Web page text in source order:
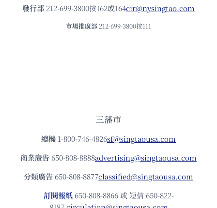
發⾏部 212-699-3800按162或164cir@nysingtao.com
市場推廣部 212-699-3800按111
三藩市
總機 1-800-746-4826sf@singtaousa.com
商業廣告 650-808-8888advertising@singtaousa.com
分類廣告 650-808-8877classified@singtaousa.com
訂閱報紙 650-808-8866 或 短信 650-822-